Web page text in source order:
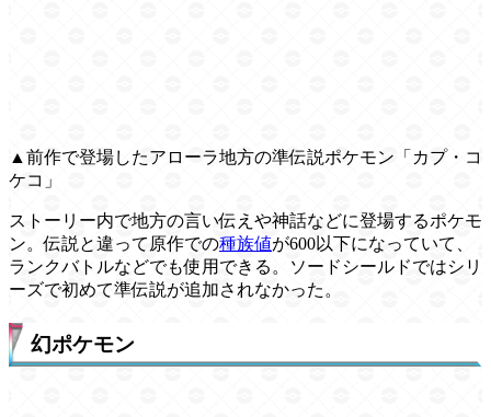
▲前作で登場したアローラ地方の準伝説ポケモン「カプ・コ
ケコ」
ストーリー内で地方の言い伝えや神話などに登場するポケモ
ン。伝説と違って原作での種族値が600以下になっていて、
ランクバトルなどでも使用できる。ソードシールドではシリ
ーズで初めて準伝説が追加されなかった。
幻ポケモン